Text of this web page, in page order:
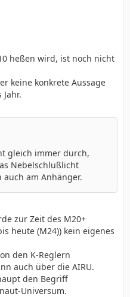
heßen wird, ist noch nicht
keine konkrete Aussage
gleich immer durch,
Nebelschlußlicht
am Anhänger.
zur Zeit des M20+
heute (M24)) kein eigenes
den K-Reglern
auch über die AIRU.
den Begriff
Universum.